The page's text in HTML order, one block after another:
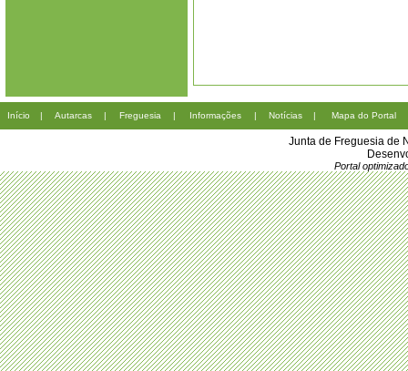
Início | Autarcas | Freguesia | Informações | Notícias | Mapa do Portal
Junta de Freguesia de
Portal